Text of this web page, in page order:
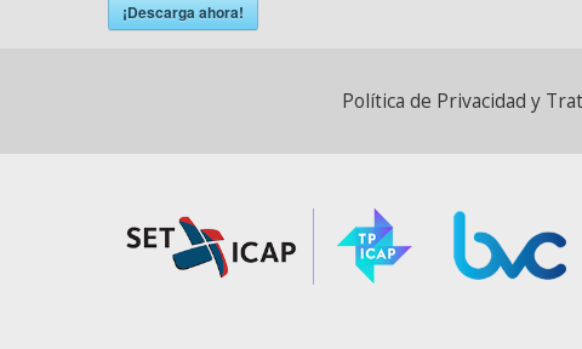
¡Descarga ahora!
Política de Privacidad y